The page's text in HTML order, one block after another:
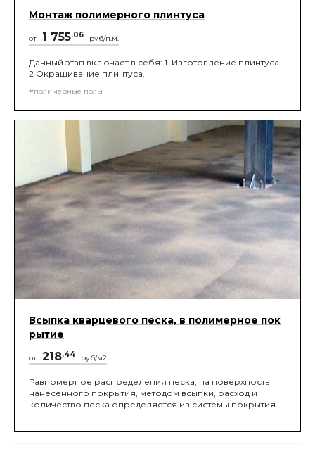
Монтаж полимерного плинтуса
от 1 755.06 руб/п.м.
Данный этап включает в себя: 1. Изготовление плинтуса.
2 Окрашивание плинтуса.
#полимерные полы
Всыпка кварцевого песка, в полимерное пок
рытие
от 218.44 руб/м2
Равномерное распределения песка, на поверхность
нанесенного покрытия, методом всыпки, расход и
количество песка определяется из системы покрытия.